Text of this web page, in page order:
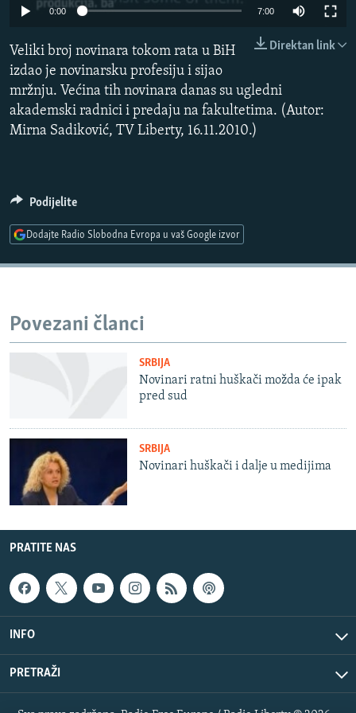
ISPRIČAJ MI
DNEVNO@RSE
SPECIJALI RSE
VIŠE OD NASLOVA
GENOCID U SREBRENICI
MOJA EVROPA
NASTANAK I RASPAD JUGOSLAVIJE
PRATITE NAS
0:00 7:00
Direktan link
Veliki broj novinara tokom rata u BiH
izdao je novinarsku profesiju i sijao
mržnju. Većina tih novinara danas su ugledni
akademski radnici i predaju na fakultetima. (Autor:
Mirna Sadiković, TV Liberty, 16.11.2010.)
Podijelite
Dodajte Radio Slobodna Evropa u vaš Google izvor
Povezani članci
SRBIJA
Novinari ratni huškači možda će ipak
pred sud
SRBIJA
Novinari huškači i dalje u medijima
PRATITE NAS
INFO
PRETRAŽI